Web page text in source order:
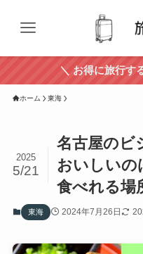
＼ お得に旅行す
ホーム 東海
名古屋のビ
おいしいの
食べれる場
2025
5/21
東海 2024年7月26日